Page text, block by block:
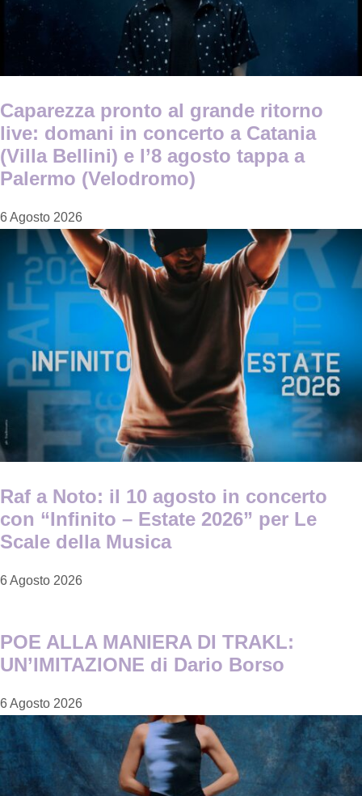
Caparezza pronto al grande ritorno
live: domani in concerto a Catania
(Villa Bellini) e l’8 agosto tappa a
Palermo (Velodromo)
6 Agosto 2026
Raf a Noto: il 10 agosto in concerto
con “Infinito – Estate 2026” per Le
Scale della Musica
6 Agosto 2026
POE ALLA MANIERA DI TRAKL:
UN’IMITAZIONE di Dario Borso
6 Agosto 2026